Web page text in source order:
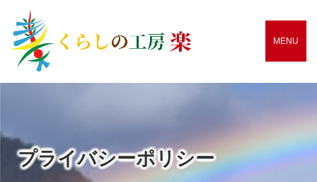
MENU
プライバシーポリシー